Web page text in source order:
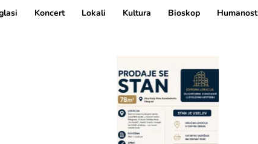
Koncert Lokali Kultura Bioskop Humanost